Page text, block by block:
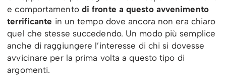
e comportamento di fronte a questo avvenimento
terrificante in un tempo dove ancora non era chiaro
quel che stesse succedendo. Un modo più semplice
anche di raggiungere l’interesse di chi si dovesse
avvicinare per la prima volta a questo tipo di
argomenti.